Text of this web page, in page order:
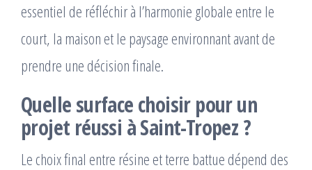
essentiel de réfléchir à l’harmonie globale entre le
court, la maison et le paysage environnant avant de
prendre une décision finale.
Quelle surface choisir pour un
projet réussi à Saint-Tropez ?
Le choix final entre résine et terre battue dépend des